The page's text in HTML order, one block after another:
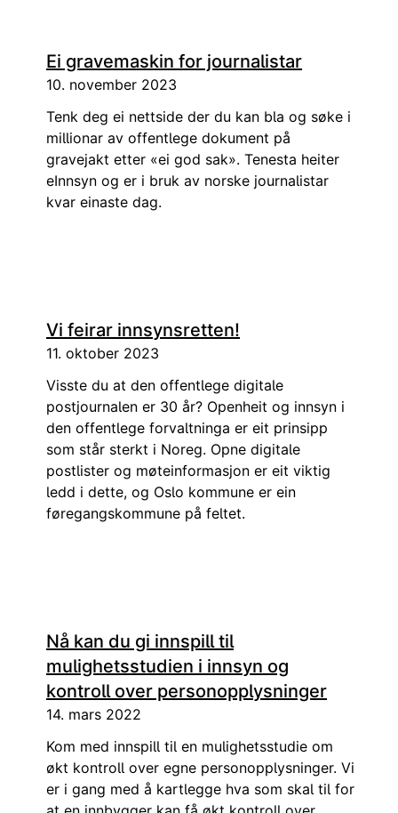
Ei gravemaskin for journalistar
10. november 2023
Tenk deg ei nettside der du kan bla og søke i
millionar av offentlege dokument på
gravejakt etter «ei god sak». Tenesta heiter
eInnsyn og er i bruk av norske journalistar
kvar einaste dag.
Vi feirar innsynsretten!
11. oktober 2023
Visste du at den offentlege digitale
postjournalen er 30 år? Openheit og innsyn i
den offentlege forvaltninga er eit prinsipp
som står sterkt i Noreg. Opne digitale
postlister og møteinformasjon er eit viktig
ledd i dette, og Oslo kommune er ein
føregangskommune på feltet.
Nå kan du gi innspill til
mulighetsstudien i innsyn og
kontroll over personopplysninger
14. mars 2022
Kom med innspill til en mulighetsstudie om
økt kontroll over egne personopplysninger. Vi
er i gang med å kartlegge hva som skal til for